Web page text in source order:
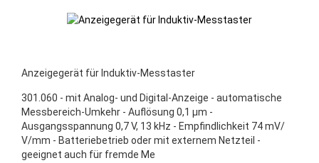
Anzeigegerät für Induktiv-Messtaster
301.060 - mit Analog- und Digital-Anzeige - automatische
Messbereich-Umkehr - Auflösung 0,1 µm -
Ausgangsspannung 0,7 V, 13 kHz - Empfindlichkeit 74 mV/
V/mm - Batteriebetrieb oder mit externem Netzteil -
geeignet auch für fremde Me